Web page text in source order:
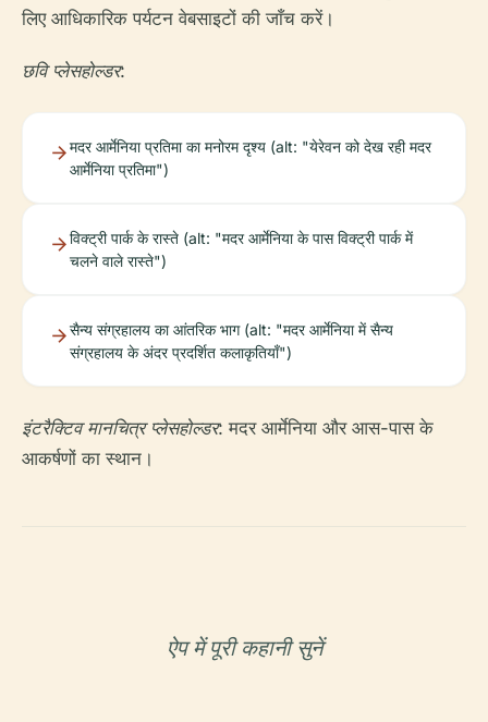
लिए आधिकारिक पर्यटन वेबसाइटों की जाँच करें।
छवि प्लेसहोल्डर:
मदर आर्मेनिया प्रतिमा का मनोरम दृश्य (alt: "येरेवन को देख रही मदर
आर्मेनिया प्रतिमा")
विक्ट्री पार्क के रास्ते (alt: "मदर आर्मेनिया के पास विक्ट्री पार्क में
चलने वाले रास्ते")
सैन्य संग्रहालय का आंतरिक भाग (alt: "मदर आर्मेनिया में सैन्य
संग्रहालय के अंदर प्रदर्शित कलाकृतियाँ")
इंटरैक्टिव मानचित्र प्लेसहोल्डर: मदर आर्मेनिया और आस-पास के
आकर्षणों का स्थान।
ऐप में पूरी कहानी सुनें